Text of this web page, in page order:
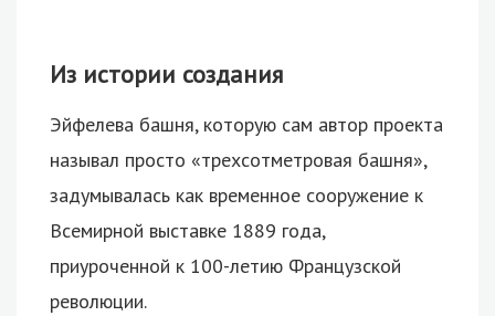
Из истории создания
Эйфелева башня, которую сам автор проекта
называл просто «трехсотметровая башня»,
задумывалась как временное сооружение к
Всемирной выставке 1889 года,
приуроченной к 100-летию Французской
революции.